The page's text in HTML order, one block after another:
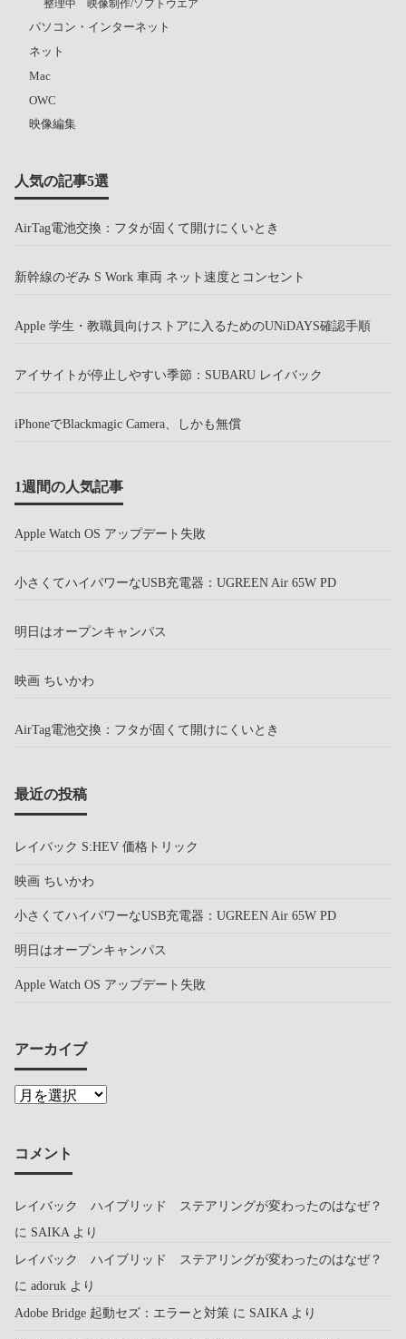
整理中 映像制作/ソフトウエア
パソコン・インターネット
ネット
Mac
OWC
映像編集
人気の記事5選
AirTag電池交換：フタが固くて開けにくいとき
新幹線のぞみ S Work 車両 ネット速度とコンセント
Apple 学生・教職員向けストアに入るためのUNiDAYS確認手順
アイサイトが停止しやすい季節：SUBARU レイバック
iPhoneでBlackmagic Camera、しかも無償
1週間の人気記事
Apple Watch OS アップデート失敗
小さくてハイパワーなUSB充電器：UGREEN Air 65W PD
明日はオープンキャンパス
映画 ちいかわ
AirTag電池交換：フタが固くて開けにくいとき
最近の投稿
レイバック S:HEV 価格トリック
映画 ちいかわ
小さくてハイパワーなUSB充電器：UGREEN Air 65W PD
明日はオープンキャンパス
Apple Watch OS アップデート失敗
アーカイブ
コメント
レイバック ハイブリッド ステアリングが変わったのはなぜ？
に SAIKA より
レイバック ハイブリッド ステアリングが変わったのはなぜ？
に adoruk より
Adobe Bridge 起動セズ：エラーと対策 に SAIKA より